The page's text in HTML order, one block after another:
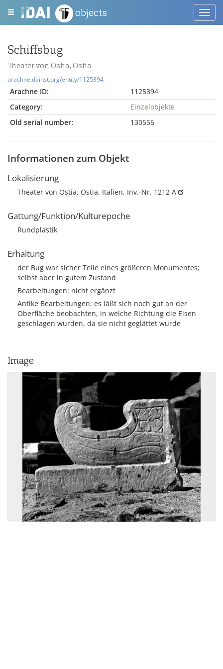
objects
Schiffsbug
Theater von Ostia, Ostia
arachne.dainst.org/entity/1125394
Arachne ID:
1125394
Category:
Einzelobjekte
Old serial number:
130556
Informationen zum Objekt
Lokalisierung
Theater von Ostia, Ostia, Italien, Inv.-Nr. 1212 A
Gattung/Funktion/Kulturepoche
Rundplastik
Erhaltung
der Bug war sicher Teile eines größeren Monumentes;
selbst aber in gutem Zustand
Bearbeitungen: nicht ergänzt
Antike Bearbeitungen: es läßt sich noch gut an der
Oberfläche beobachten, in welche Richtung die Eisen
geschlagen wurden, da sie nicht geglättet wurde
Image